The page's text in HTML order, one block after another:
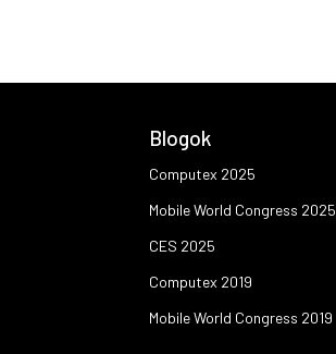
Blogok
Computex 2025
Mobile World Congress 2025
CES 2025
Computex 2019
Mobile World Congress 2019